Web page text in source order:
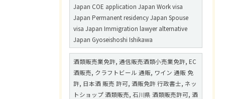
Japan COE application Japan Work visa
Japan Permanent residency Japan Spouse
visa Japan Immigration lawyer alternative
Japan Gyoseishoshi Ishikawa
酒類販売業免許, 通信販売酒類小売業免許, EC
酒販売, クラフトビール 通販, ワイン 通販 免
許, 日本酒 販売 許可, 酒販免許 行政書士, ネッ
トショップ 酒類販売, 石川県 酒類販売許可, 酒